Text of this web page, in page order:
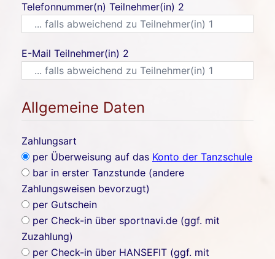
Telefonnummer(n) Teilnehmer(in) 2
E-Mail Teilnehmer(in) 2
Allgemeine Daten
Zahlungsart
per Überweisung auf das Konto der Tanzschule
bar in erster Tanzstunde (andere
Zahlungsweisen bevorzugt)
per Gutschein
per Check-in über sportnavi.de (ggf. mit
Zuzahlung)
per Check-in über HANSEFIT (ggf. mit